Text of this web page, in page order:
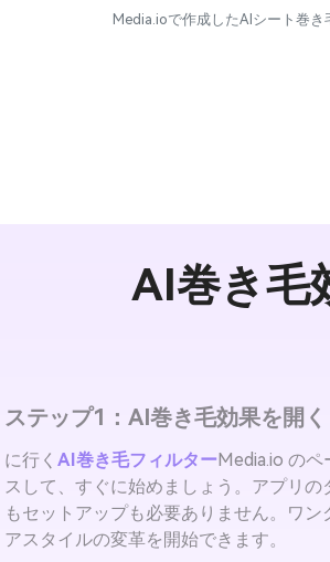
Media.ioで作成したAIシート巻き
AI巻き毛
ステップ1：AI巻き毛効果を開く
に行く AI巻き毛フィルターMedia.io のペ
スして、すぐに始めましょう。アプリの
もセットアップも必要ありません。ワン
アスタイルの変革を開始できます。